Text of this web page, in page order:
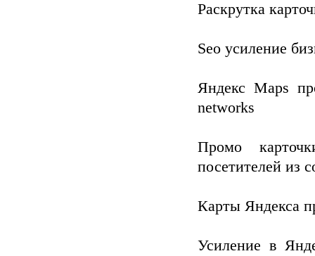
Раскрутка
Seo усиление
Яндекс Maps
networks
Промо
посетителей из
Карты Яндекса
Усиление в